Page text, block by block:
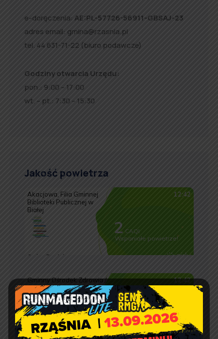
e-doręczenia: AE:PL-57726-56911-GBSAJ-23
adres email: gmina@rzasnia.pl
tel. 44 631-71-22 (biuro podawcze)
Godziny otwarcia Urzędu:
pon.: 9:00 – 17:00
wt. – pt.: 7:30 – 15:30
Jakość powietrza